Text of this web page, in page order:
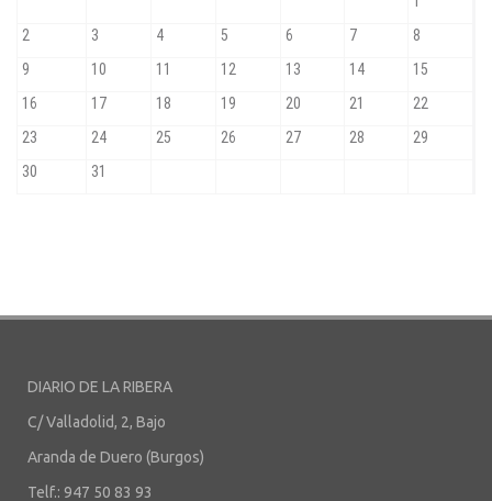
DIARIO DE LA RIBERA
C/ Valladolid, 2, Bajo
Aranda de Duero (Burgos)
Telf.: 947 50 83 93